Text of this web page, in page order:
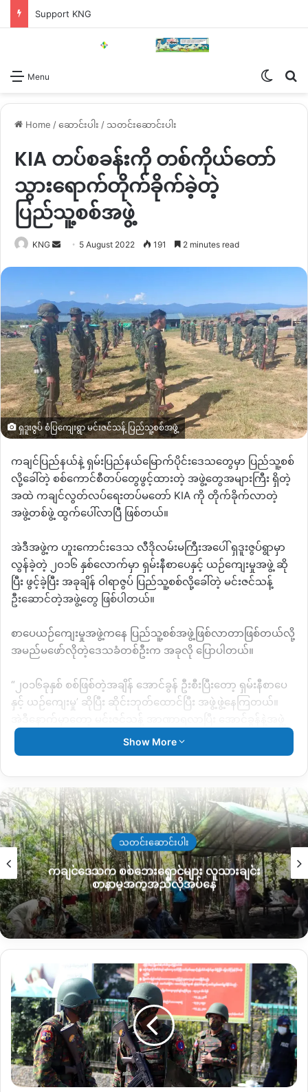
Support KNG
Menu
Home /ဆောင်းပါး / သတင်းဆောင်းပါး
KIA တပ်စခန်းကို တစ်ကိုယ်တော်
သွားရောက်တိုက်ခိုက်ခဲ့တဲ့
ပြည်သူ့စစ်အဖွဲ့
KNG
Send 5 August 2022 191 2 minutes read
ရှဒူးဇွပ် စံပြကျေးရွာ မင်းဇင်သန့် ပြည်သူ့စစ်အဖွဲ့
ကချင်ပြည်နယ်နဲ့ ရှမ်းပြည်နယ်မြောက်ပိုင်းဒေသတွေမှာ ပြည်သူ့စစ်
လို့ခေါ်တဲ့ စစ်ကောင်စီတပ်တွေဖွင့်ထားတဲ့ အဖွဲ့တွေအများကြီး ရှိတဲ့
အထဲ ကချင်လွတ်လပ်ရေးတပ်မတော် KIA ကို တိုက်ခိုက်လာတဲ့
အဖွဲ့တစ်ဖွဲ့ ထွက်ပေါ်လာပြီ ဖြစ်တယ်။
အဲဒီအဖွဲ့က ဟူးကောင်းဒေသ လီဒိုလမ်းမကြီးအပေါ် ရှဒူးဇွပ်ရွာမှာ
လွန်ခဲ့တဲ့ ၂၀၁၆ နှစ်လောက်မှာ ရှမ်းနီစာပေနှင့် ယဉ်ကျေးမှုအဖွဲ့ ဆို
ပြီး ဖွင့်ခဲ့ပြီး အခုချိန် ဝါရာဇွပ် ပြည်သူ့စစ်လို့ခေါ်တဲ့ မင်းဇင်သန့်
ဦးဆောင်တဲ့အဖွဲ့တွေ ဖြစ်ပါတယ်။
စာပေယဉ်ကျေးမှုအဖွဲ့ကနေ ပြည်သူ့စစ်အဖွဲ့ဖြစ်လာတာဖြစ်တယ်လို့
အမည်မဖော်လိုတဲ့ဒေသခံတစ်ဦးက အခုလို ပြောပါတယ်။
“၂၀၁၆ခုနှစ် စစ်ဖြစ်တဲ့အချိန် အောင်ခွန် ဦးစီးပြီးတော့ ရှမ်းနီစာပေ
နှင့် ယဉ်ကျေးမှု’ ဆိုပြီး ဆိုင်းဘုတ်ထောင်ပြီး အဖွဲ့ဖွဲ့နေကြတယ်။
တွေကို ဖျောက်လိုက်တယ်။ အောင်ခွန်နဲ့ အဖွဲ့ပြည်သူ့စစ်တွေက ဆုံး
သွားတဲ့သူတွေနဲ့၊ တစ်ချို့က ဘိန်းစားဖြစ်သွားတာနဲ့၊ တစ်ချို့က
တရားဝင်ဆိုင်းဘုတ် ရေးထားတာက ဝါရာဇွပ်ပြည်သူ့စစ် ​ဖြစ်ပေ
မယ့် ရှဒူးဇွပ်၊ စံပြရွာတွေမှာပဲ စခန်းချ လှုပ်ရှားတဲ့အတွက် ရှဒူးဇွပ်
ပြည်သူ့စစ်၊ စံပြပြည်သူ့စစ် လို့ပဲ ဒေသခံတွေက ခေါ်ဆိုကြပါတယ်။
အဲဒီအဖွဲ့ကို ၂၀၁၈ ခုနှစ်လောက်ကစပြီး မင်းဇင်သန့် ပြန်လည်
ဦးဆောင်လာတာဖြစ်ပြီး ၂၀၁၉ ခုနှစ်မှာ စံပြရွာအလယ်မှာ စခန်းချ
လာတာဖြစ်တယ်။
မင်းဇင်သန့်မှာ ငယ်စဉ်ကတည်းက လီဒိုလမ်းမပေါ် မှာ ကြီးပြင်းပြီး
ဖြစ်တယ်လို့ သိရတယ်။
၃ နှစ်အတွင်း လူအင်အား၊ လက်နက်အင်အားတောင့်လာပြီးတော့
လွန်ခဲ့တဲ့ ဇူလိုင်လ (၁၈) ရက်နေ့မနက် ရှဒူးဇွပ်အနီးမှာရှိတဲ့ ကနွယ်
တူး KIA တပ်ရင်း ၁၄ တပ်ဖွဲ့ရဲ့ ရှေ့တန်းစခန်းတစ်ခုကို ဝင်ရောက်
တိုက်ခိုက်ခဲ့တာကြောင့် ကေအိုင်အေဘက်က ၂ ဦး အသက်ဆုံးရှုံးခဲ့
ပြီး ၂ ဦးထိခိုက်ဒဏ်ရာ ရရှိခဲ့တာဖြစ်တယ်။
Show More
သတင်းဆောင်းပါး
ကချင်ဒေသက စစ်ဘေးရှောင်များ လူသားချင်း
စာနာမှုအကူအညီလိုအပ်နေ
ချိုင့်
မြို့
လယ်
ဘောလုံး
ကွင်း
အတွင်း
ပစ်ခတ်
မှု